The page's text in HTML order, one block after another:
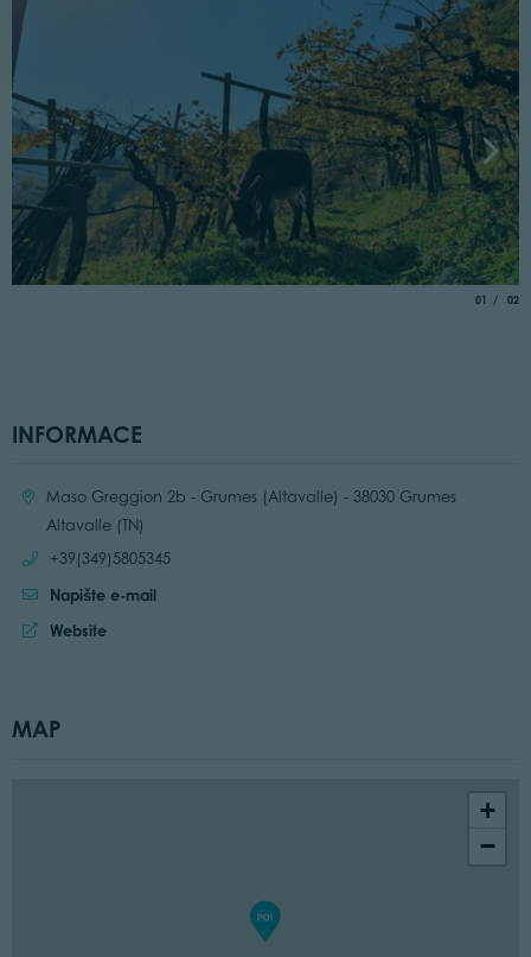
01 of
02
INFORMACE
Location:Maso Greggion 2b - Grumes (Altavalle) - 38030 Grumes
Altavalle (TN)
Call:
+39(349)5805345
Napište e-mail
Website:
Website
MAP
+
−